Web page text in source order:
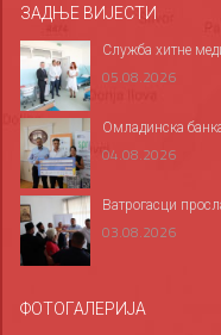
ЗАДЊЕ ВИЈЕСТИ
Служба хитне
05.08.2026
Омладинска
04.08.2026
Ватрогасци
03.08.2026
ФОТОГАЛЕРИЈА